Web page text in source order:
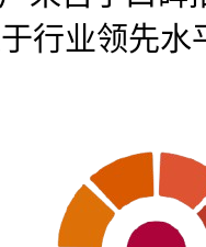
行业领先水